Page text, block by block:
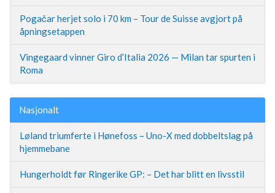
Pogačar herjet solo i 70 km – Tour de Suisse avgjort på
åpningsetappen
Vingegaard vinner Giro d’Italia 2026 — Milan tar spurten i
Roma
Nasjonalt
Løland triumferte i Hønefoss – Uno-X med dobbeltslag på
hjemmebane
Hungerholdt før Ringerike GP: – Det har blitt en livsstil